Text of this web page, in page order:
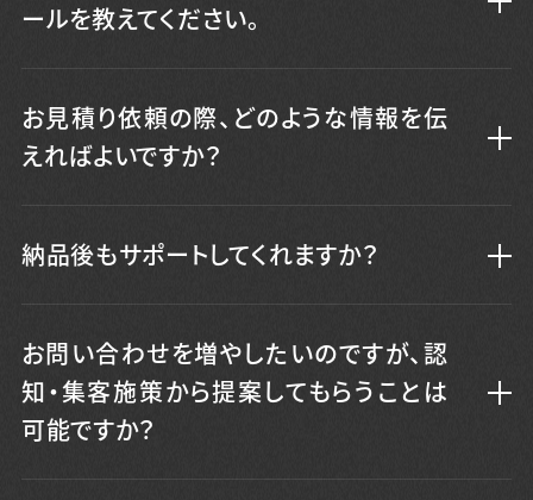
ールを教えてください。
お見積り依頼の際、どのような情報を伝
えればよいですか？
納品後もサポートしてくれますか？
お問い合わせを増やしたいのですが、認
知・集客施策から提案してもらうことは
可能ですか？